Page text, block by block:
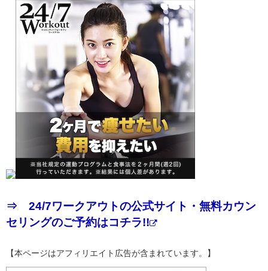
⇒ 24/7ワークアウトの公式サイト・無料カウン
セリングのご予約はコチラ!!
【本ページはアフィリエイト広告が含まれています。】